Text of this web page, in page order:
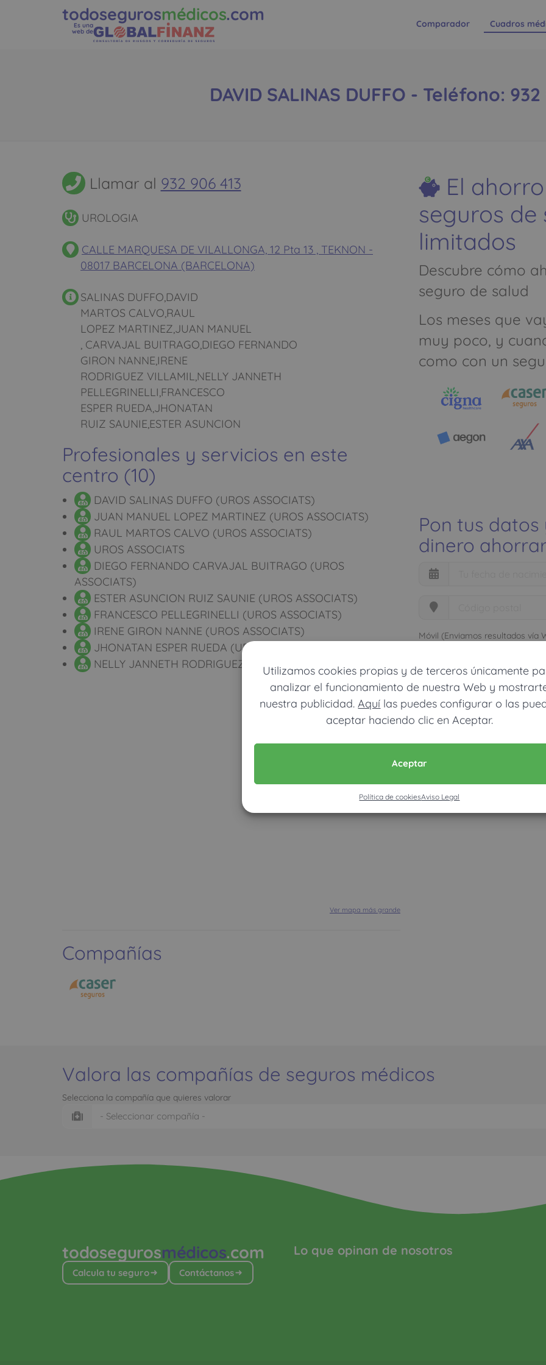
Utilizamos cookies propias y de terceros únicamente
analizar el funcionamiento de nuestra Web y
nuestra publicidad.Aquí las puedes configurar o las
aceptar haciendo clic en Aceptar.
Aceptar
Política de cookiesAviso Legal
todosegurosmédicos.com
Es una
web de
Comparador Cuadros
DAVID SALINAS DUFFO - Teléfono: 932
Llamar al 932 906 413
UROLOGIA
CALLE MARQUESA DE VILALLONGA, 12 Pta 13 , TEKNON -
08017 BARCELONA (BARCELONA)
SALINAS DUFFO,DAVID
MARTOS CALVO,RAUL
LOPEZ MARTINEZ,JUAN MANUEL
, CARVAJAL BUITRAGO,DIEGO FERNANDO
GIRON NANNE,IRENE
RODRIGUEZ VILLAMIL,NELLY JANNETH
PELLEGRINELLI,FRANCESCO
ESPER RUEDA,JHONATAN
RUIZ SAUNIE,ESTER ASUNCION
Profesionales y servicios en este
centro (10)
DAVID SALINAS DUFFO (UROS ASSOCIATS)
JUAN MANUEL LOPEZ MARTINEZ (UROS ASSOCIATS)
RAUL MARTOS CALVO (UROS ASSOCIATS)
UROS ASSOCIATS
DIEGO FERNANDO CARVAJAL BUITRAGO (UROS
ASSOCIATS)
ESTER ASUNCION RUIZ SAUNIE (UROS ASSOCIATS)
FRANCESCO PELLEGRINELLI (UROS ASSOCIATS)
IRENE GIRON NANNE (UROS ASSOCIATS)
JHONATAN ESPER RUEDA (UROS ASSOCIATS)
NELLY JANNETH RODRIGUEZ VILLAMIL (UROS ASSOCIATS)
Ver mapa más grande
Compañías
El
seguros
limitados
Descubre cómo
seguro de salud
Los meses que
muy poco, y
como con un
Pon tus
dinero
Móvil (Enviamos resultados vía
Acepto la nota legal y RGPD
Solo usamos estos datos para
Valora las compañías de seguros médicos
Selecciona la compañía que quieres valorar
todosegurosmédicos.com
Calcula tu seguro Contáctanos
Lo que opinan de nosotros